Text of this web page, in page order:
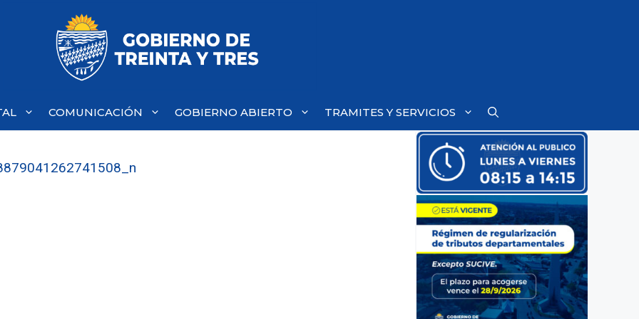
COMUNICACIÓN GOBIERNO ABIERTO TRAMITES Y SERVICIOS